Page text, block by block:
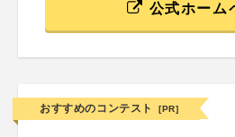
公式ホーム
おすすめのコンテスト [PR]